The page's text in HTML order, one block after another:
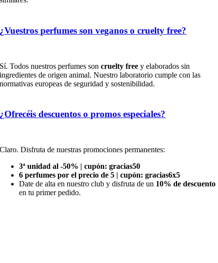
¿Vuestros perfumes son veganos o cruelty free?
Sí. Todos nuestros perfumes soncruelty free y elaborados sin
ingredientes de origen animal. Nuestro laboratorio cumple con las
normativas europeas de seguridad y sostenibilidad.
¿Ofrecéis descuentos o promos especiales?
Claro. Disfruta de nuestras promociones permanentes:
3ª unidad al -50% | cupón: gracias50
6 perfumes por el precio de 5 | cupón: gracias6x5
Date de alta en nuestro club y disfruta de un 10% de descuento
en tu primer pedido.